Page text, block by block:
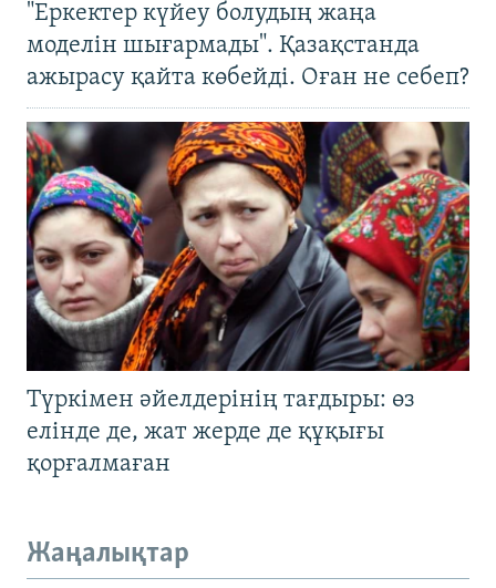
"Еркектер күйеу болудың жаңа
моделін шығармады". Қазақстанда
ажырасу қайта көбейді. Оған не себеп?
Түркімен әйелдерінің тағдыры: өз
елінде де, жат жерде де құқығы
қорғалмаған
Жаңалықтар